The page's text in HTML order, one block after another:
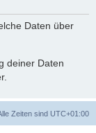
Daten über
deiner Daten
Zeiten sind UTC+01:00